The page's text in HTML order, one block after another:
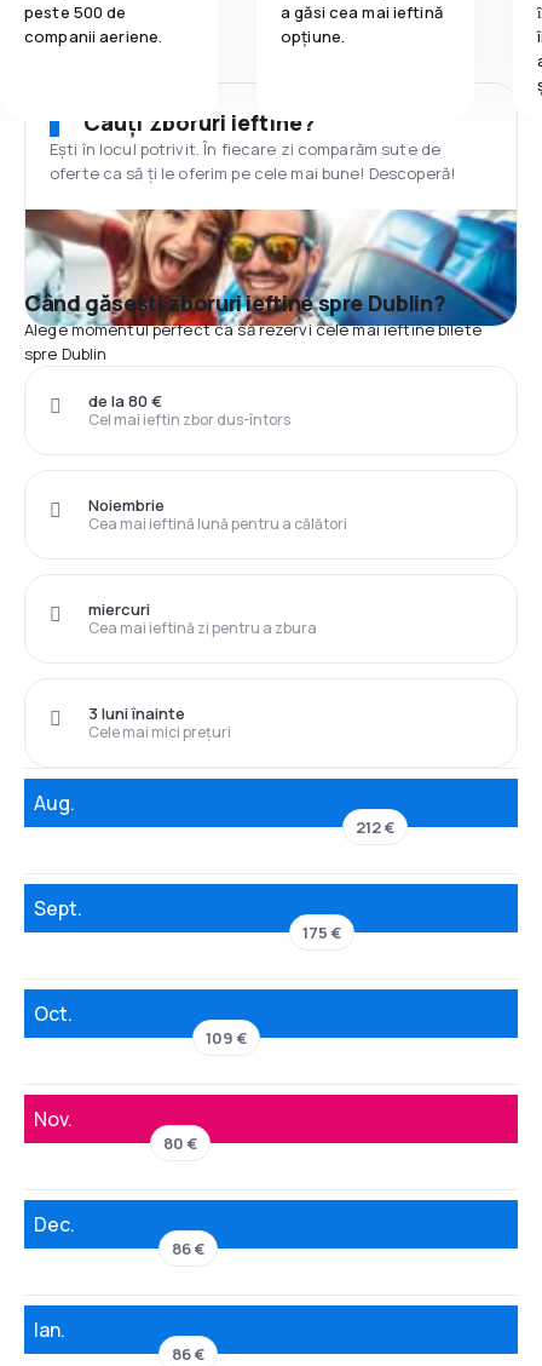
peste 500 de
companii aeriene.
a găsi cea mai ieftină
opțiune.
Cauți zboruri ieftine?
Ești în locul potrivit. În fiecare zi comparăm sute de
oferte ca să ți le oferim pe cele mai bune! Descoperă!
Când găsești zboruri ieftine spre Dublin?
Alege momentul perfect ca să rezervi cele mai ieftine bilete
spre Dublin
Cel mai ieftin zbor dus-întors
de la 80 €
Cea mai ieftină lună pentru a călători
Noiembrie
Cea mai ieftină zi pentru a zbura
miercuri
Cele mai mici prețuri
3 luni înainte
Aug.
212 €
Sept.
175 €
Oct.
109 €
Nov.
80 €
Dec.
86 €
Ian.
86 €